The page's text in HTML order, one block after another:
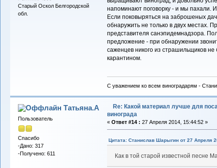
Старый Оскол Белгородской
обл.
напоминают поговорку - и мы пахали.
Если поковыряться на заброшеных
обнаружить не только в двух местах.
представителя санэпидемнадзора.
предложение - при обнаружении
саженцев никого из страшильщиков
карантином.
С уважением ко всем виноградарям -
Татьяна.А
Пользователь
Спасибо
-Дано: 317
-Получено: 611
Re: Какой материал лучше для
винограда
« Ответ #14 : 27 Апреля 2014, 15:44:52 »
Цитата: Станислав Шарыгин от 27 Апреля
Как в той старой известной песне